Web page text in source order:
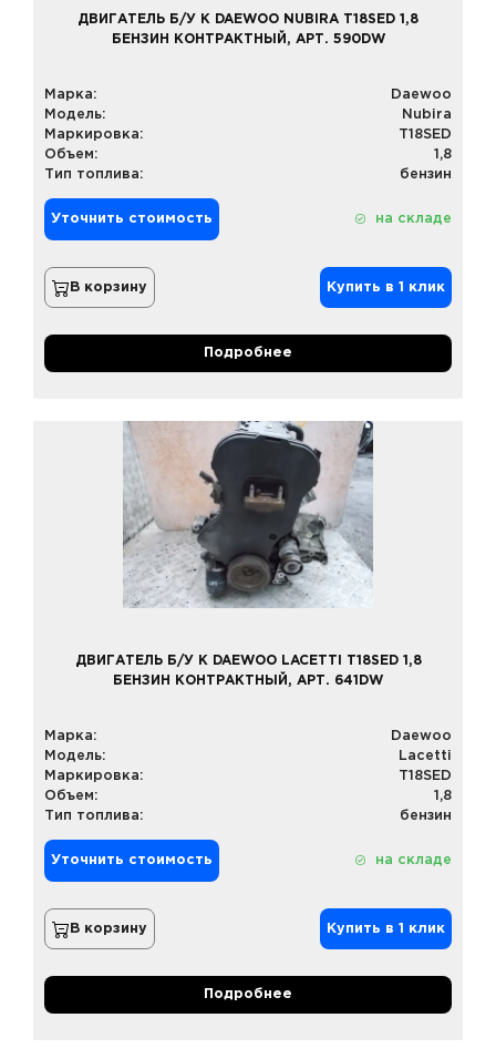
ДВИГАТЕЛЬ Б/У К DAEWOO NUBIRA T18SED 1,8
БЕНЗИН КОНТРАКТНЫЙ, АРТ. 590DW
Марка:
Daewoo
Модель:
Nubira
Маркировка:
T18SED
Объем:
1,8
Тип топлива:
бензин
Уточнить стоимость на складе
В корзину Купить в 1 клик
Подробнее
ДВИГАТЕЛЬ Б/У К DAEWOO LACETTI T18SED 1,8
БЕНЗИН КОНТРАКТНЫЙ, АРТ. 641DW
Марка:
Daewoo
Модель:
Lacetti
Маркировка:
T18SED
Объем:
1,8
Тип топлива:
бензин
Уточнить стоимость на складе
В корзину Купить в 1 клик
Подробнее